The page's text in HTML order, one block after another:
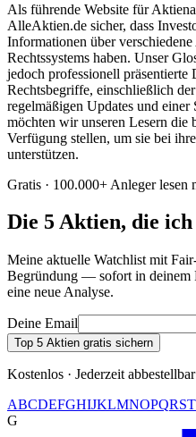
Als führende Website für
AlleAktien.de sicher, dass
Informationen über verschiedene
Rechtssystems haben. Unser
jedoch professionell präsentierte
Rechtsbegriffe, einschließlich
regelmäßigen Updates und
möchten wir unseren Lesern die
Verfügung stellen, um sie bei
unterstützen.
Gratis · 100.000+ Anleger lesen
Die 5 Aktien, die
Meine aktuelle Watchlist mit
Begründung — sofort in deinem
eine neue Analyse.
Deine Email
Top 5 Aktien gratis sichern
Kostenlos · Jederzeit
ABCDEFGHIJKLMNOPQRST
G